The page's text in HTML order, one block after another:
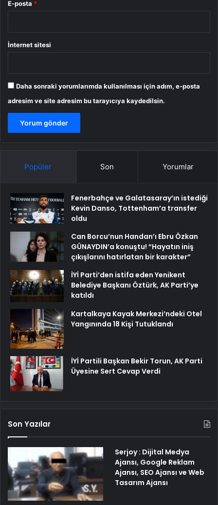
E-posta *
İnternet sitesi
Daha sonraki yorumlarımda kullanılması için adım, e-posta
adresim ve site adresim bu tarayıcıya kaydedilsin.
Popüler Son Yorumlar
Fenerbahçe ve Galatasaray’ın istediği
Kevin Danso, Tottenham’a transfer
oldu
Can Borcu’nun Handan’ı Ebru Özkan
GÜNAYDIN’a konuştu! “Hayatın iniş
çıkışlarını hatırlatan bir karakter”
İYİ Parti’den istifa eden Yenikent
Belediye Başkanı Öztürk, AK Parti’ye
katıldı
Kartalkaya Kayak Merkezi’ndeki Otel
Yangınında 18 Kişi Tutuklandı
İYİ Partili Başkan Bekir Torun, AK Parti
Üyesine Sert Cevap Verdi
Son Yazılar
Serjoy : Dijital Medya
Ajansı, Google Reklam
Ajansı, SEO Ajansı ve Web
Tasarım Ajansı